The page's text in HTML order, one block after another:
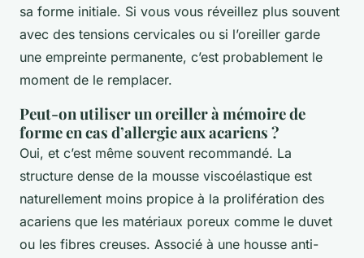
sa forme initiale. Si vous vous réveillez plus souvent
avec des tensions cervicales ou si l’oreiller garde
une empreinte permanente, c’est probablement le
moment de le remplacer.
Peut-on utiliser un oreiller à mémoire de
forme en cas d’allergie aux acariens ?
Oui, et c’est même souvent recommandé. La
structure dense de la mousse viscoélastique est
naturellement moins propice à la prolifération des
acariens que les matériaux poreux comme le duvet
ou les fibres creuses. Associé à une housse anti-